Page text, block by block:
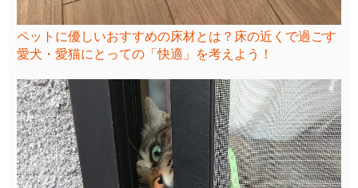
ペットに優しいおすすめの床材とは？床の近くで過ごす
愛犬・愛猫にとっての「快適」を考えよう！